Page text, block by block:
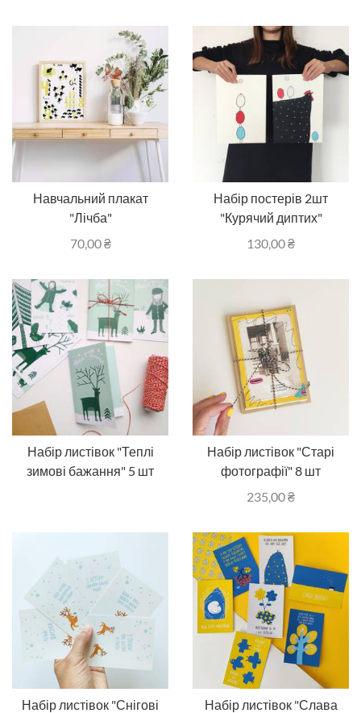
Навчальний плакат
"Лічба"
70,00₴
Набір постерів 2шт
"Курячий диптих"
130,00₴
Набір листівок "Теплі
зимові бажання" 5 шт
Набір листівок "Старі
фотографії" 8 шт
235,00₴
Набір листівок "Снігові
Набір листівок "Слава